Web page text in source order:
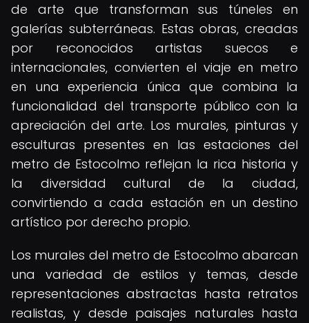
de arte que transforman sus túneles en
galerías subterráneas. Estas obras, creadas
por reconocidos artistas suecos e
internacionales, convierten el viaje en metro
en una experiencia única que combina la
funcionalidad del transporte público con la
apreciación del arte. Los murales, pinturas y
esculturas presentes en las estaciones del
metro de Estocolmo reflejan la rica historia y
la diversidad cultural de la ciudad,
convirtiendo a cada estación en un destino
artístico por derecho propio.
Los murales del metro de Estocolmo abarcan
una variedad de estilos y temas, desde
representaciones abstractas hasta retratos
realistas, y desde paisajes naturales hasta